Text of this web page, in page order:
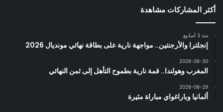
أكثر المشاركات مشاهدة
منذ 3 أسابيع
إنجلترا والأرجنتين.. مواجهة نارية على بطاقة نهائي مونديال 2026
2026-06-30
المغرب وهولندا.. قمة نارية بطموح التأهل إلى ثمن النهائي
2026-06-29
ألمانيا وباراغواي مباراة مثيرة